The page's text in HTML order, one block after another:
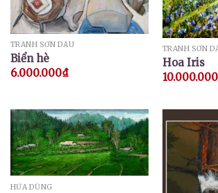
TRANH SƠN DẦU
Biển hè
6.000.000₫
TRANH SƠN
Hoa Iris
10.000.000
HỨA DŨNG